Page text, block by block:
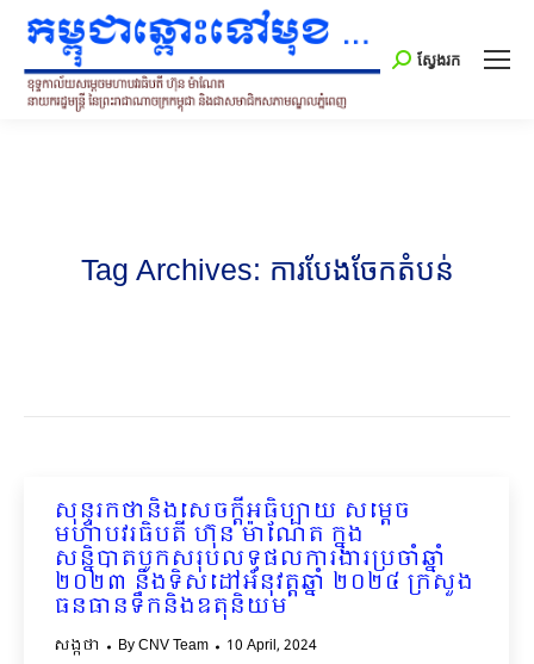
Search:
ស្វែងរក
Tag Archives: ការបែងចែកតំបន់
សុន្ទរកថានិងសេចក្ដីអធិប្បាយ សម្ដេច
មហាបវរធិបតី ហ៊ុន ម៉ាណែត ក្នុង
សន្និបាតបូកសរុបលទ្ធផលការងារប្រចាំឆ្នាំ
២០២៣ និងទិសដៅអនុវត្តឆ្នាំ ២០២៤ ក្រសួង
ធនធានទឹកនិងឧតុនិយម
សង្កថា ByCNV Team 10 April, 2024